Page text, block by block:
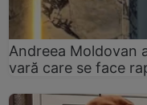
Andreea Moldovan
vară care se face